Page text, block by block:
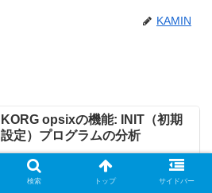
KAMIN
KORG opsixの機能: INIT（初期
設定）プログラムの分析
検索 トップ サイドバー